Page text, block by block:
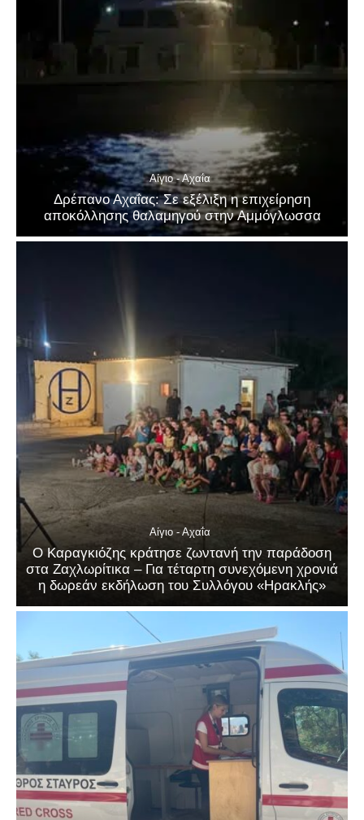
Αίγιο - Αχαΐα
Δρέπανο Αχαΐας: Σε εξέλιξη η επιχείρηση
αποκόλλησης θαλαμηγού στην Αμμόγλωσσα
Αίγιο - Αχαΐα
Ο Καραγκιόζης κράτησε ζωντανή την παράδοση
στα Ζαχλωρίτικα – Για τέταρτη συνεχόμενη χρονιά
η δωρεάν εκδήλωση του Συλλόγου «Ηρακλής»